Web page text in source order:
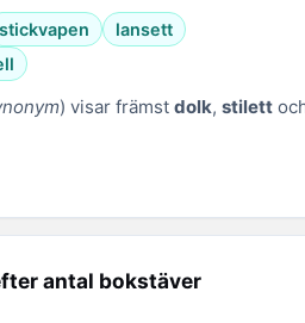
stickvapen
lansett
) visar främst dolk, stilett
antal bokstäver